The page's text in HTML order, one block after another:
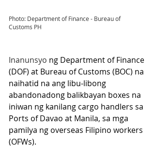
Photo: Department of Finance - Bureau of
Customs PH
Inanunsyo ng Department of Finance
(DOF) at Bureau of Customs (BOC) na
naihatid na ang libu-libong
abandonadong balikbayan boxes na
iniwan ng kanilang cargo handlers sa
Ports of Davao at Manila, sa mga
pamilya ng overseas Filipino workers
(OFWs).